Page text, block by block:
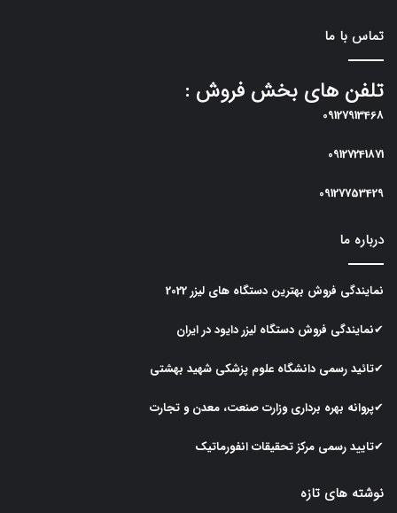
تماس با ما
تلفن های بخش فروش :
09127913468
09127241871
09127753429
درباره ما
نمایندگی فروش بهترین دستگاه های لیزر
✔نمایندگی فروش دستگاه لیزردایود در ایران
✔تائید رسمی دانشگاه علوم پزشکی شهید بهشتی
✔پروانه بهره برداری وزارت صنعت، معدن و تجارت
✔تایید رسمی مرکز تحقیقات انفورماتیک
نوشته های تازه